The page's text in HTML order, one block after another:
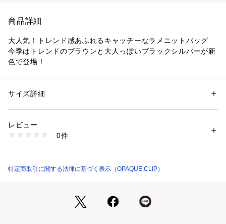
商品詳細
大人気！トレンド感あふれるキャッチーなラメニットバッグ
今季はトレンドのブラウンと大人っぽいブラックシルバーが新
色で登場！
・シンプルなデザインで素材の個性を活かしたバッグ
仕上げました。
の2通りの持ち方が可能です。
持つだけでスタイリングのポイントにもなるキャッチ‐なアイ
性別：レディース
素材：ポリエステル
商品番号：
C71-14064 （ショップ）
サイズ詳細
レビュー
0件
特定商取引に関する法律に基づく表示（OPAQUE.CLIP）